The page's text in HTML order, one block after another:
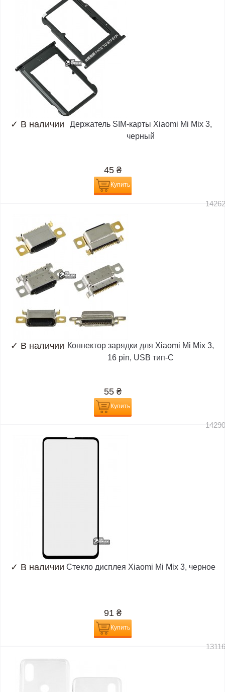
✓ В наличии
Держатель SIM-карты Xiaomi Mi Mix 3,
черный
45 ₴
Купить
✓ В наличии Коннектор зарядки для Xiaomi Mi Mix 3,
16 pin, USB тип-C
55 ₴
Купить
✓ В наличии Стекло дисплея Xiaomi Mi Mix 3, черное
91 ₴
Купить